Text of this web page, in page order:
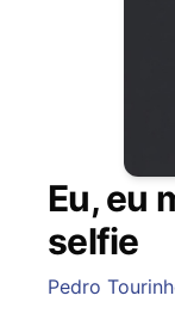
Eu, eu
selfie
Pedro